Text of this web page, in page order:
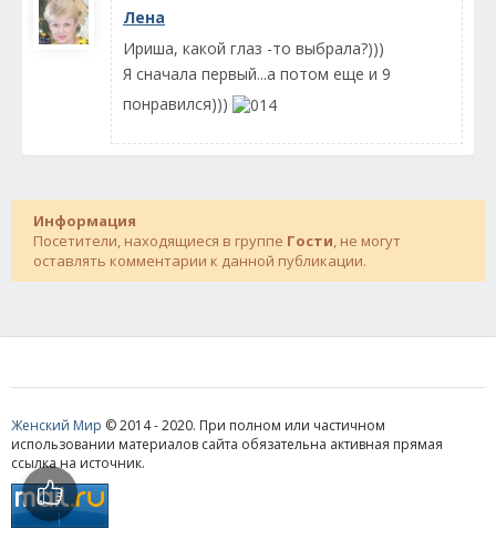
Лена
Ириша, какой глаз -то выбрала?)))
Я сначала первый...а потом еще и 9
понравился)))
Информация
Посетители, находящиеся в группе Гости, не могут
оставлять комментарии к данной публикации.
Женский Мир © 2014 - 2020. При полном или частичном
использовании материалов сайта обязательна активная прямая
ссылка на источник.